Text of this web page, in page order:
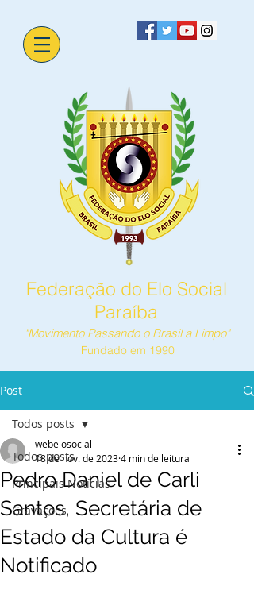
Federação do Elo Social
Paraíba
"Movimento Passando o Brasil a Limpo"
Fundado em 1990
Post
Todos posts
Principais Notícias
Gravações
Todos posts
Pedro Daniel de Carli
Santos, Secretária de
Estado da Cultura é
Notificado
webelosocial
18 de nov. de 20234 min de leitura